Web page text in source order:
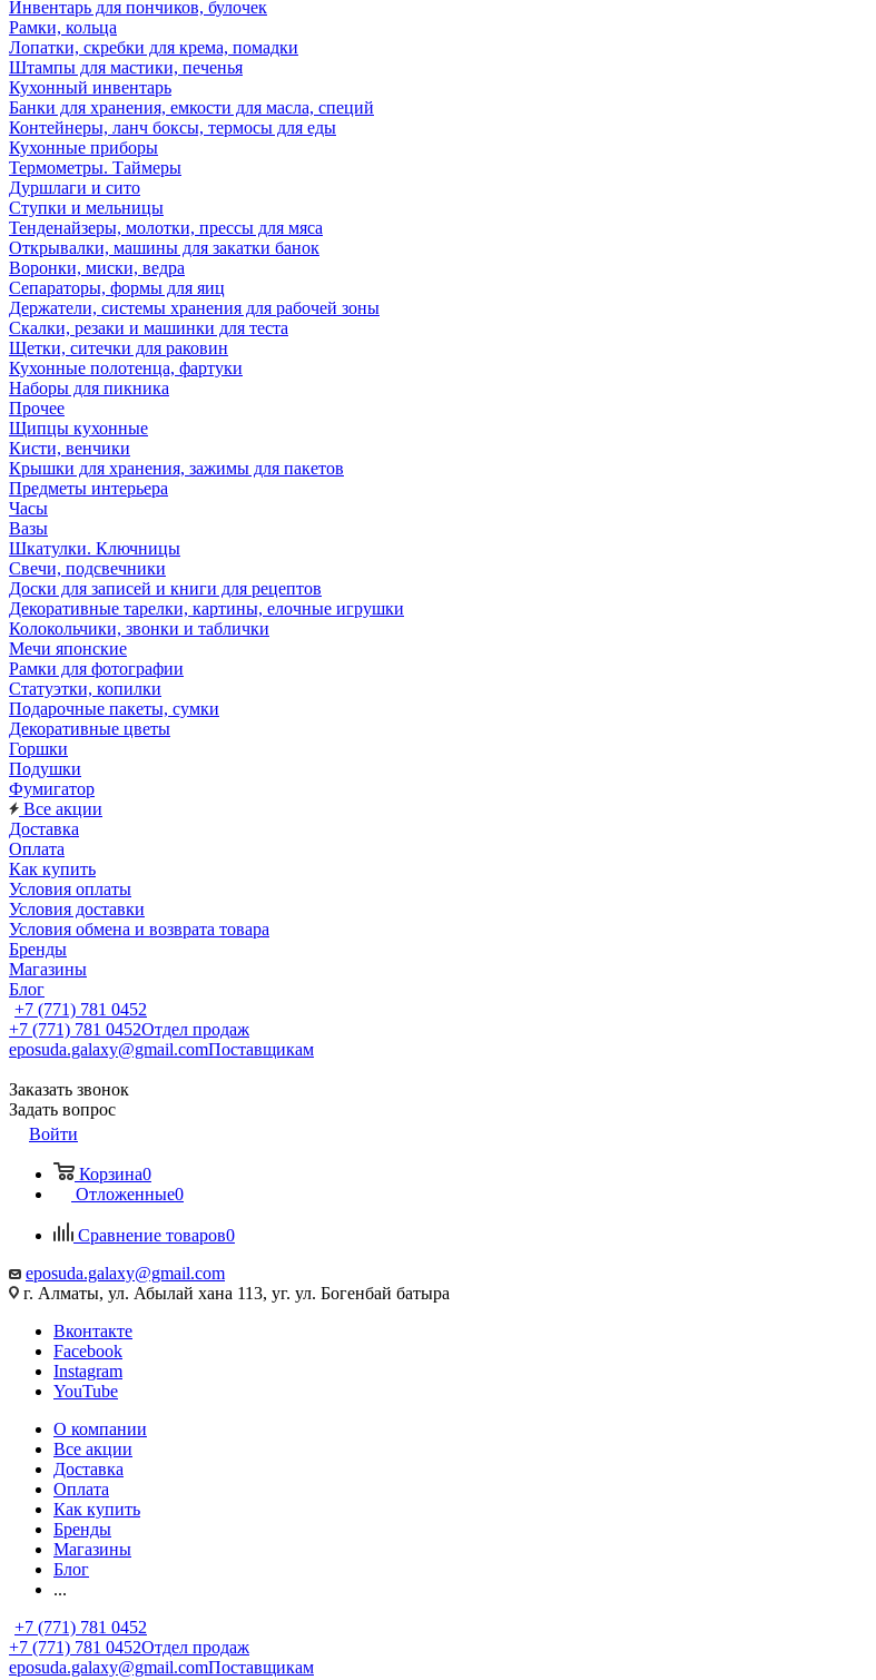
Инвентарь для пончиков, булочек
Рамки, кольца
Лопатки, скребки для крема, помадки
Штампы для мастики, печенья
Кухонный инвентарь
Банки для хранения, емкости для масла, специй
Контейнеры, ланч боксы, термосы для еды
Кухонные приборы
Термометры. Таймеры
Дуршлаги и сито
Ступки и мельницы
Тенденайзеры, молотки, прессы для мяса
Открывалки, машины для закатки банок
Воронки, миски, ведра
Сепараторы, формы для яиц
Держатели, системы хранения для рабочей зоны
Скалки, резаки и машинки для теста
Щетки, ситечки для раковин
Кухонные полотенца, фартуки
Наборы для пикника
Прочее
Щипцы кухонные
Кисти, венчики
Крышки для хранения, зажимы для пакетов
Предметы интерьера
Часы
Вазы
Шкатулки. Ключницы
Свечи, подсвечники
Доски для записей и книги для рецептов
Декоративные тарелки, картины, елочные игрушки
Колокольчики, звонки и таблички
Мечи японские
Рамки для фотографии
Статуэтки, копилки
Подарочные пакеты, сумки
Декоративные цветы
Горшки
Подушки
Фумигатор
Все акции
Доставка
Оплата
Как купить
Условия оплаты
Условия доставки
Условия обмена и возврата товара
Бренды
Магазины
Блог
+7 (771) 781 0452
+7 (771) 781 0452Отдел продаж
eposuda.galaxy@gmail.comПоставщикам
Заказать звонок
Задать вопрос
Войти
Корзина0
Отложенные0
Сравнение товаров0
eposuda.galaxy@gmail.com
г. Алматы, ул. Абылай хана 113, уг. ул. Богенбай батыра
Вконтакте
Facebook
Instagram
YouTube
О компании
Все акции
Доставка
Оплата
Как купить
Бренды
Магазины
Блог
...
+7 (771) 781 0452
+7 (771) 781 0452Отдел продаж
eposuda.galaxy@gmail.comПоставщикам